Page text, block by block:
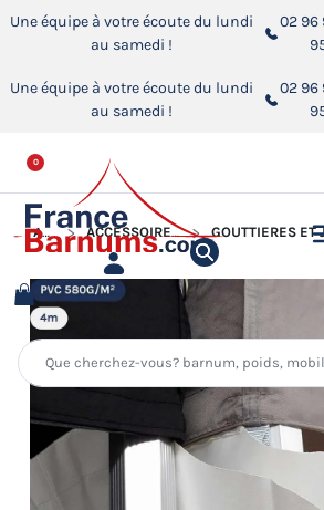
Une équipe à votre écoute du lundi
au samedi !
02 96
Une équipe à votre écoute du lundi
au samedi !
02 96
0
ACCUEIL ACCESSOIRES POUR BARNUMS PLIANTS GOUTTIÈRES ET JONCTIONS POUR BARNUM